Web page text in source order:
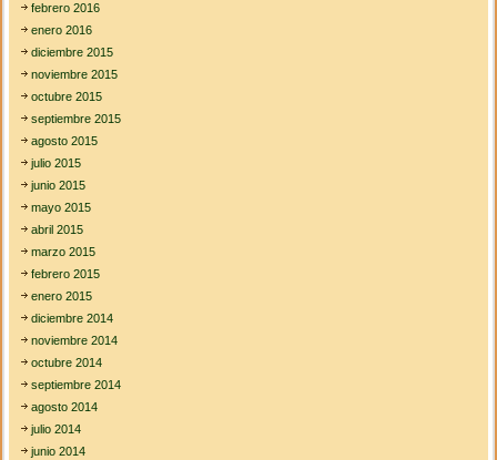
febrero 2016
enero 2016
diciembre 2015
noviembre 2015
octubre 2015
septiembre 2015
agosto 2015
julio 2015
junio 2015
mayo 2015
abril 2015
marzo 2015
febrero 2015
enero 2015
diciembre 2014
noviembre 2014
octubre 2014
septiembre 2014
agosto 2014
julio 2014
junio 2014